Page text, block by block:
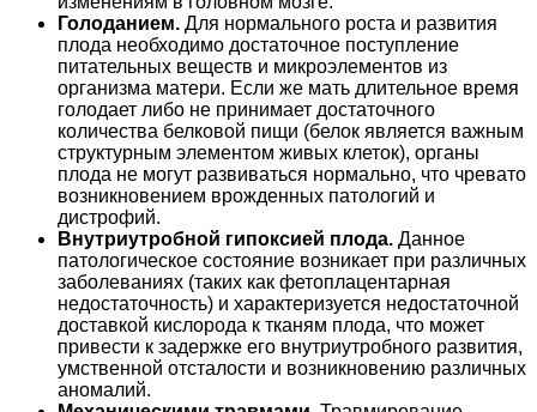
Голоданием. Для нормального роста и развития
плода необходимо достаточное поступление
питательных веществ и микроэлементов из
организма матери. Если же мать длительное время
голодает либо не принимает достаточного
количества белковой пищи (белок является важным
структурным элементом живых клеток), органы
плода не могут развиваться нормально, что чревато
возникновением врожденных патологий и
дистрофий.
Внутриутробной гипоксией плода. Данное
патологическое состояние возникает при различных
заболеваниях (таких как фетоплацентарная
недостаточность) и характеризуется недостаточной
доставкой кислорода к тканям плода, что может
привести к задержке его внутриутробного развития,
умственной отсталости и возникновению различных
аномалий.